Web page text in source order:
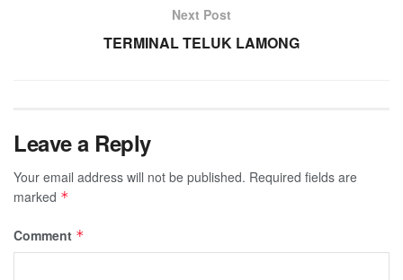
Next Post
TERMINAL TELUK LAMONG
Leave a Reply
Your email address will not be published. Required fields are
marked *
Comment *